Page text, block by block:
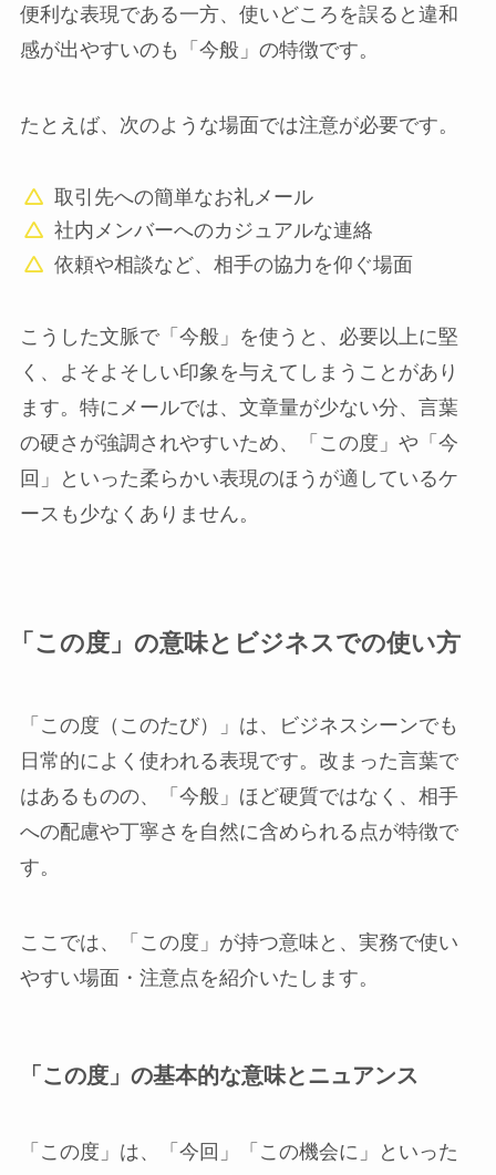
便利な表現である一方、使いどころを誤ると違和
感が出やすいのも「今般」の特徴です。
たとえば、次のような場面では注意が必要です。
取引先への簡単なお礼メール
社内メンバーへのカジュアルな連絡
依頼や相談など、相手の協力を仰ぐ場面
こうした文脈で「今般」を使うと、必要以上に堅
く、よそよそしい印象を与えてしまうことがあり
ます。特にメールでは、文章量が少ない分、言葉
の硬さが強調されやすいため、「この度」や「今
回」といった柔らかい表現のほうが適しているケ
ースも少なくありません。
「この度」の意味とビジネスでの使い方
「この度（このたび）」は、ビジネスシーンでも
日常的によく使われる表現です。改まった言葉で
はあるものの、「今般」ほど硬質ではなく、相手
への配慮や丁寧さを自然に含められる点が特徴で
す。
ここでは、「この度」が持つ意味と、実務で使い
やすい場面・注意点を紹介いたします。
「この度」の基本的な意味とニュアンス
「この度」は、「今回」「この機会に」といった